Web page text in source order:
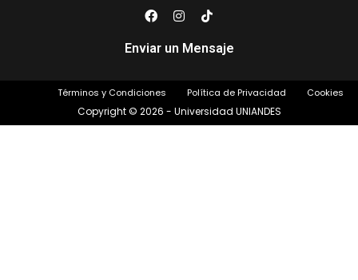
F
a
e
o
k
I
n
t
r
m
T
i
t
Enviar un Mensaje
Copyright © 2026 - Universidad UNIANDES
Términos y Condiciones Política de Privacidad Cookies